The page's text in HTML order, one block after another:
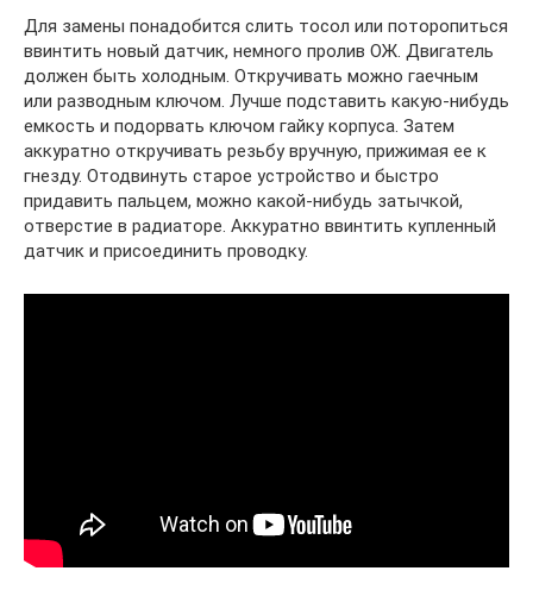
Для замены понадобится слить тосол или поторопиться
ввинтить новый датчик, немного пролив ОЖ. Двигатель
должен быть холодным. Откручивать можно гаечным
или разводным ключом. Лучше подставить какую-нибудь
емкость и подорвать ключом гайку корпуса. Затем
аккуратно откручивать резьбу вручную, прижимая ее к
гнезду. Отодвинуть старое устройство и быстро
придавить пальцем, можно какой-нибудь затычкой,
отверстие в радиаторе. Аккуратно ввинтить купленный
датчик и присоединить проводку.